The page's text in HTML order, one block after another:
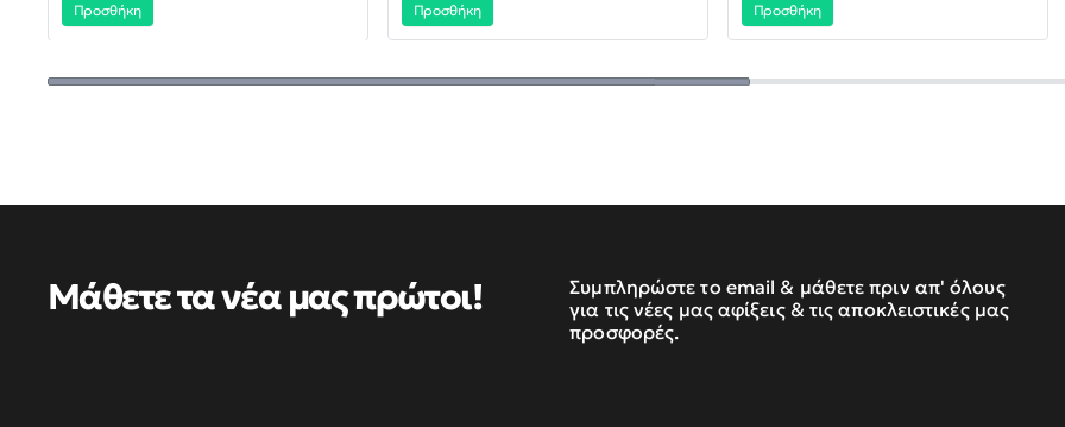
Προσθήκη Προσθήκη Προσθήκη
Μάθετε τα νέα μας πρώτοι!
Συμπληρώστε το email & μάθετε πριν απ' όλους
για τις νέες μας αφίξεις & τις αποκλειστικές μας
προσφορές.